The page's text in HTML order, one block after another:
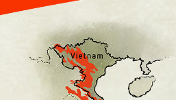
Blog
Projekte